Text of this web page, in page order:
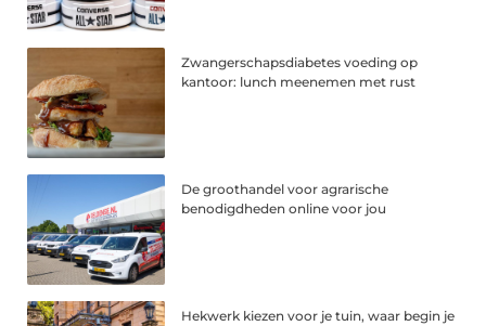
Zwangerschapsdiabetes voeding op
kantoor: lunch meenemen met rust
De groothandel voor agrarische
benodigdheden online voor jou
Hekwerk kiezen voor je tuin, waar begin je